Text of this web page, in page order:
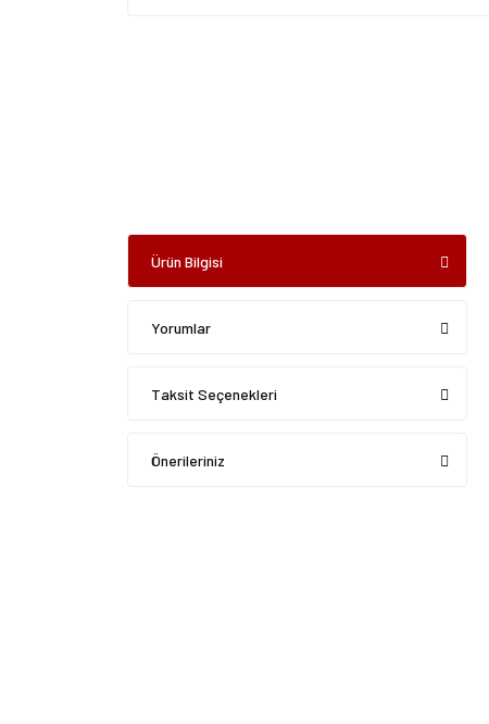
Ürün Bilgisi
Yorumlar
Taksit Seçenekleri
Önerileriniz